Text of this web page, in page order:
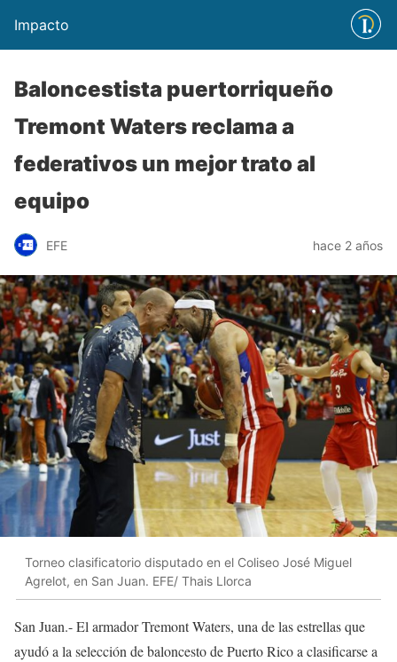
Impacto
Baloncestista puertorriqueño
Tremont Waters reclama a
federativos un mejor trato al
equipo
EFE hace 2 años
Torneo clasificatorio disputado en el Coliseo José Miguel
Agrelot, en San Juan. EFE/ Thais Llorca
San Juan.- El armador Tremont Waters, una de las estrellas que
ayudó a la selección de baloncesto de Puerto Rico a clasificarse a